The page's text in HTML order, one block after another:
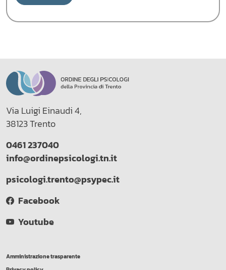
Via Luigi Einaudi 4,
38123 Trento
0461 237040
info@ordinepsicologi.tn.it
psicologi.trento@psypec.it
Facebook
Youtube
Amministrazione trasparente